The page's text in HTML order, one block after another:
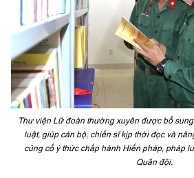
Thư viện Lữ đoàn thường xuyên được bổ
luật, giúp cán bộ, chiến sĩ kịp thời đọc và
củng cố ý thức chấp hành Hiến pháp, pháp
Quân đội.